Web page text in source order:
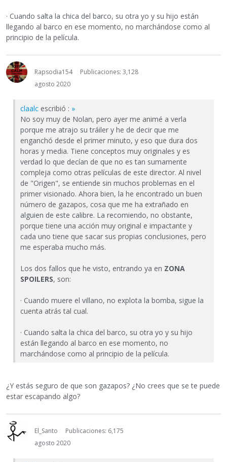
· Cuando salta la chica del barco, su otra yo y su hijo están
llegando al barco en ese momento, no marchándose como al
principio de la película.
Rapsodia154
Publicaciones: 3,128
agosto 2020
claalc escribió : »
No soy muy de Nolan, pero ayer me animé a verla
porque me atrajo su tráiler y he de decir que me
enganchó desde el primer minuto, y eso que dura dos
horas y media. Tiene conceptos muy originales y es
verdad lo que decían de que no es tan sumamente
compleja como otras películas de este director. Al nivel
de "Origen", se entiende sin muchos problemas en el
primer visionado. Ahora bien, la he encontrado un buen
número de gazapos, cosa que me ha extrañado en
alguien de este calibre. La recomiendo, no obstante,
porque tiene una acción muy original e impactante y
cada uno tiene que sacar sus propias conclusiones, pero
me esperaba mucho más.
Los dos fallos que he visto, entrando ya en ZONA
SPOILERS, son:
· Cuando muere el villano, no explota la bomba, sigue la
cuenta atrás tal cual.
· Cuando salta la chica del barco, su otra yo y su hijo
están llegando al barco en ese momento, no
marchándose como al principio de la película.
¿Y estás seguro de que son gazapos? ¿No crees que se te puede
estar escapando algo?
El_Santo
Publicaciones: 6,175
agosto 2020